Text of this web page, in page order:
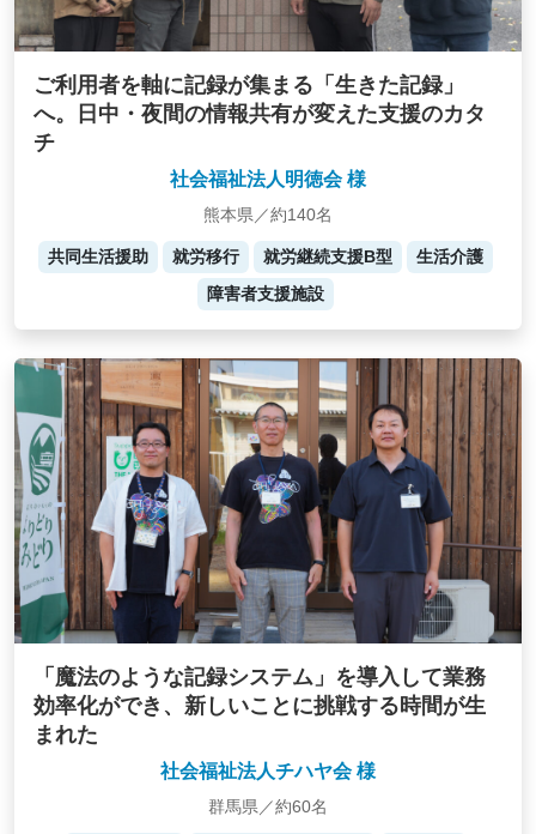
ご利用者を軸に記録が集まる「生きた記録」
へ。日中・夜間の情報共有が変えた支援のカタ
チ
社会福祉法人明徳会 様
熊本県／約140名
共同生活援助 就労移行 就労継続支援B型
生活介護
障害者支援施設
「魔法のような記録システム」を導入して業務
効率化ができ、新しいことに挑戦する時間が生
まれた
社会福祉法人チハヤ会 様
群馬県／約60名